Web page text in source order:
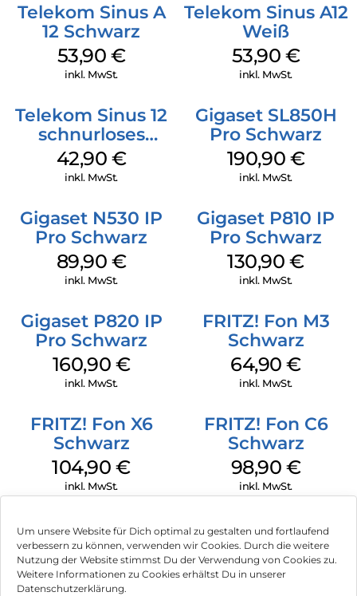
Um unsere Website für Dich optimal zu gestalten und fortlaufend
verbessern zu können, verwenden wir Cookies. Durch die weitere
Nutzung der Website stimmst Du der Verwendung von Cookies zu.
Weitere Informationen zu Cookies erhältst Du in unserer
Datenschutzerklärung.
Telekom Sinus A
12 Schwarz
53,90 €
inkl. MwSt.
Telekom Sinus A12
Weiß
53,90 €
inkl. MwSt.
Telekom Sinus 12
schnurloses
Analog Telefon
Schwarz
42,90 €
inkl. MwSt.
Gigaset SL850H
Pro Schwarz
190,90 €
inkl. MwSt.
Gigaset N530 IP
Pro Schwarz
89,90 €
inkl. MwSt.
Gigaset P810 IP
Pro Schwarz
130,90€
inkl. MwSt.
Gigaset P820 IP
Pro Schwarz
160,90 €
inkl. MwSt.
FRITZ! Fon M3
Schwarz
64,90€
inkl. MwSt.
FRITZ! Fon X6
Schwarz
104,90€
inkl. MwSt.
FRITZ! Fon C6
Schwarz
98,90 €
inkl. MwSt.
Impressum